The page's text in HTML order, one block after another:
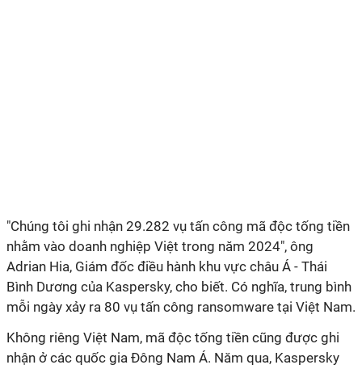
"Chúng tôi ghi nhận 29.282 vụ tấn công mã độc tống tiền
nhằm vào doanh nghiệp Việt trong năm 2024", ông
Adrian Hia, Giám đốc điều hành khu vực châu Á - Thái
Bình Dương của Kaspersky, cho biết. Có nghĩa, trung bình
mỗi ngày xảy ra 80 vụ tấn công ransomware tại Việt Nam.
Không riêng Việt Nam, mã độc tống tiền cũng được ghi
nhận ở các quốc gia Đông Nam Á. Năm qua, Kaspersky